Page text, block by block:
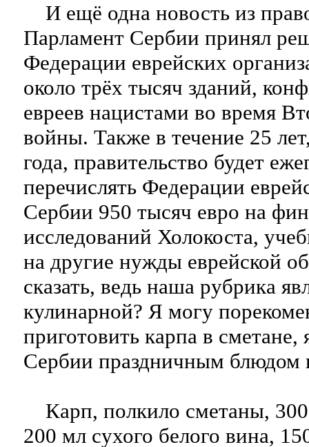
И ещё одна новость из
Парламент Сербии принял
Федерации еврейских
около трёх тысяч зданий,
евреев нацистами во время
войны. Также в течение 25
года, правительство будет
перечислять Федерации
Сербии 950 тысяч евро на
исследований Холокоста,
на другие нужды еврейской
сказать, ведь наша рубрика
кулинарной? Я могу
приготовить карпа в
Сербии праздничным блюдом
Карп, полкило сметаны,
200 мл сухого белого вина,